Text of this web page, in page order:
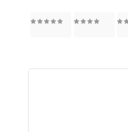
۴ از ۵ ۵ از ۵